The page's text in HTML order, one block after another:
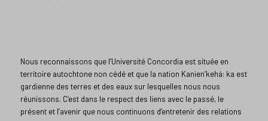
Nous reconnaissons que l’Université Concordia est située en
territoire autochtone non cédé et que la nation Kanien’kehá: ka est
gardienne des terres et des eaux sur lesquelles nous nous
réunissons. C’est dans le respect des liens avec le passé, le
présent et l’avenir que nous continuons d’entretenir des relations